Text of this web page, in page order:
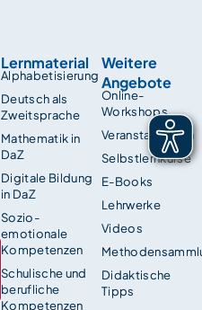
Lernmaterial
Alphabetisierung
Deutsch als
Zweitsprache
Mathematik in
DaZ
Digitale Bildung
in DaZ
Sozio-
emotionale
Kompetenzen
Schulische und
berufliche
Kompetenzen
Weitere
Angebote
Online-
Workshops
Veranstaltungen
Selbstlernkurse
E-Books
Lehrwerke
Videos
Didaktische
Tipps